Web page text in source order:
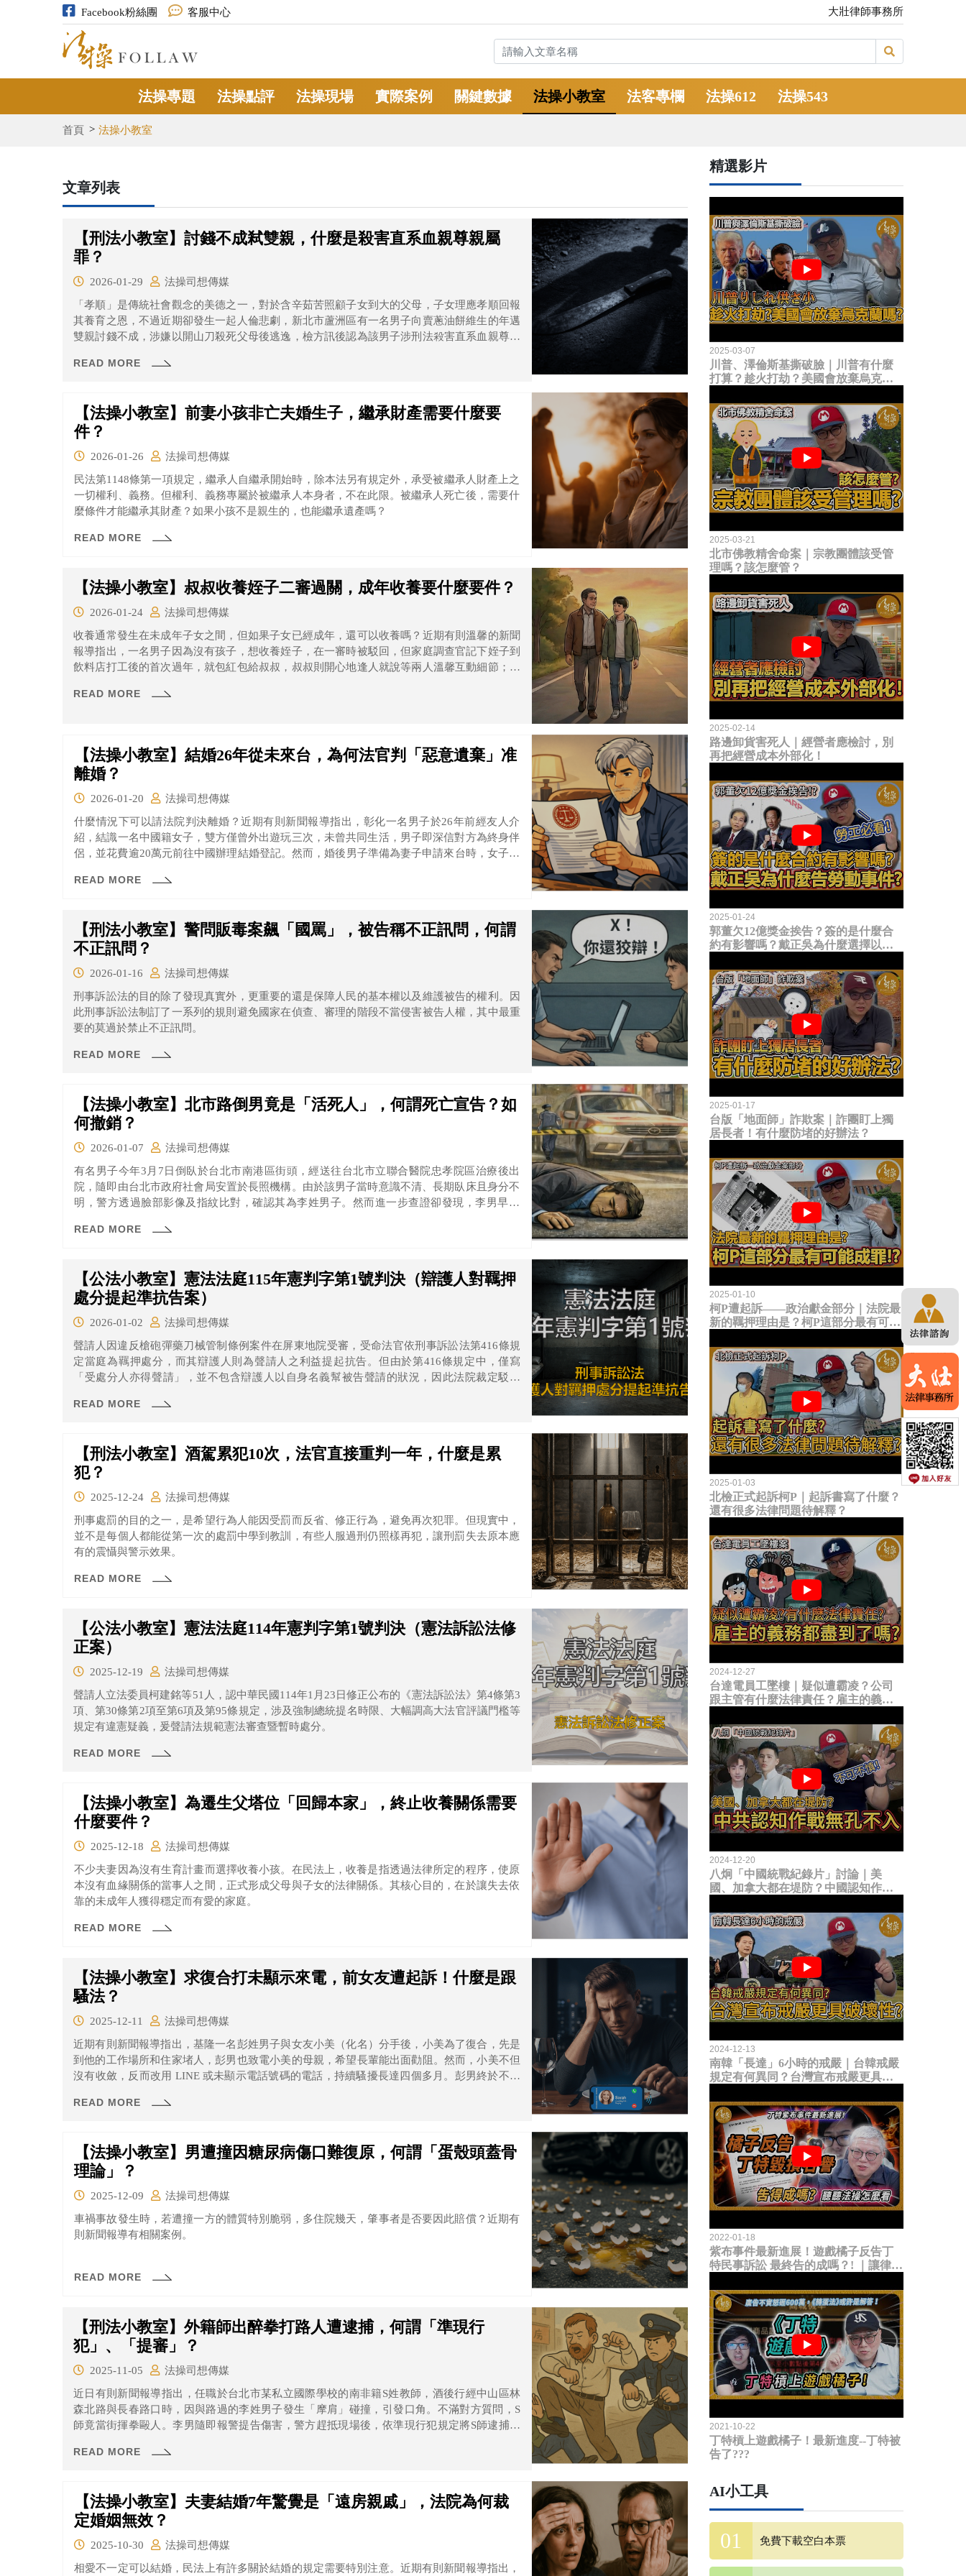
Facebook粉絲團 客服中心 大壯律師事務所
法操專題 法操點評 法操現場 實際案例 關鍵數據 法操小教室 法客專欄 法操612 法操543
首頁 法操小教室
文章列表
【刑法小教室】討錢不成弒雙親，什麼是殺害直系血親尊親屬
罪？
2026-01-29
法操司想傳媒
「孝順」是傳統社會觀念的美德之一，對於含辛茹苦照顧子女到大的父母，子女理應孝順回報
其養育之恩，不過近期卻發生一起人倫悲劇，新北市蘆洲區有一名男子向賣蔥油餅維生的年邁
雙親討錢不成，涉嫌以開山刀殺死父母後逃逸，檢方訊後認為該男子涉刑法殺害直系血親尊親
READ MORE
【法操小教室】前妻小孩非亡夫婚生子，繼承財產需要什麼要
件？
2026-01-26
法操司想傳媒
民法第1148條第一項規定，繼承人自繼承開始時，除本法另有規定外，承受被繼承人財產上之
一切權利、義務。但權利、義務專屬於被繼承人本身者，不在此限。被繼承人死亡後，需要什
麼條件才能繼承其財產？如果小孩不是親生的，也能繼承遺產嗎？
READ MORE
【法操小教室】叔叔收養姪子二審過關，成年收養要什麼要件？
2026-01-24
法操司想傳媒
收養通常發生在未成年子女之間，但如果子女已經成年，還可以收養嗎？近期有則溫馨的新聞
報導指出，一名男子因為沒有孩子，想收養姪子，在一審時被駁回，但家庭調查官記下姪子到
飲料店打工後的首次過年，就包紅包給叔叔，叔叔則開心地逢人就說等兩人溫馨互動細節；台
READ MORE
【法操小教室】結婚26年從未來台，為何法官判「惡意遺棄」准
離婚？
2026-01-20
法操司想傳媒
什麼情況下可以請法院判決離婚？近期有則新聞報導指出，彰化一名男子於26年前經友人介
紹，結識一名中國籍女子，雙方僅曾外出遊玩三次，未曾共同生活，男子即深信對方為終身伴
侶，並花費逾20萬元前往中國辦理結婚登記。然而，婚後男子準備為妻子申請來台時，女子卻
審理後認為，女子婚後無正當理由失聯，已構成惡意遺棄，依法判准離婚。
READ MORE
【刑法小教室】警問販毒案飆「國罵」，被告稱不正訊問，何謂
不正訊問？
2026-01-16
法操司想傳媒
刑事訴訟法的目的除了發現真實外，更重要的還是保障人民的基本權以及維護被告的權利。因
此刑事訴訟法制訂了一系列的規則避免國家在偵查、審理的階段不當侵害被告人權，其中最重
要的莫過於禁止不正訊問。
READ MORE
【法操小教室】北市路倒男竟是「活死人」，何謂死亡宣告？如
何撤銷？
2026-01-07
法操司想傳媒
有名男子今年3月7日倒臥於台北市南港區街頭，經送往台北市立聯合醫院忠孝院區治療後出
院，隨即由台北市政府社會局安置於長照機構。由於該男子當時意識不清、長期臥床且身分不
明，警方透過臉部影像及指紋比對，確認其為李姓男子。然而進一步查證卻發現，李男早在
READ MORE
【公法小教室】憲法法庭115年憲判字第1號判決（辯護人對羈押
處分提起準抗告案）
2026-01-02
法操司想傳媒
聲請人因違反槍砲彈藥刀械管制條例案件在屏東地院受審，受命法官依刑事訴訟法第416條規
定當庭為羈押處分，而其辯護人則為聲請人之利益提起抗告。但由於第416條規定中，僅寫
「受處分人亦得聲請」，並不包含辯護人以自身名義幫被告聲請的狀況，因此法院裁定駁回
READ MORE
【刑法小教室】酒駕累犯10次，法官直接重判一年，什麼是累
犯？
2025-12-24
法操司想傳媒
​刑事處罰的目的之一，是希望行為人能因受罰而反省、修正行為，避免再次犯罪。但現實中，
並不是每個人都能從第一次的處罰中學到教訓，有些人服過刑仍照樣再犯，讓刑罰失去原本應
有的震懾與警示效果。
READ MORE
【公法小教室】憲法法庭114年憲判字第1號判決（憲法訴訟法修
正案）
2025-12-19
法操司想傳媒
聲請人立法委員柯建銘等51人，認中華民國114年1月23日修正公布的《憲法訴訟法》第4條第3
項、第30條第2項至第6項及第95條規定，涉及強制總統提名時限、大幅調高大法官評議門檻等
規定有違憲疑義，爰聲請法規範憲法審查暨暫時處分。
READ MORE
【法操小教室】為遷生父塔位「回歸本家」，終止收養關係需要
什麼要件？
2025-12-18
法操司想傳媒
不少夫妻因為沒有生育計畫而選擇收養小孩。在民法上，收養是指透過法律所定的程序，使原
本沒有血緣關係的當事人之間，正式形成父母與子女的法律關係。其核心目的，在於讓失去依
靠的未成年人獲得穩定而有愛的家庭。
READ MORE
【法操小教室】求復合打未顯示來電，前女友遭起訴！什麼是跟
騷法？
2025-12-11
法操司想傳媒
近期有則新聞報導指出，基隆一名彭姓男子與女友小美（化名）分手後，小美為了復合，先是
到他的工作場所和住家堵人，彭男也致電小美的母親，希望長輩能出面勸阻。然而，小美不但
沒有收斂，反而改用 LINE 或未顯示電話號碼的電話，持續騷擾長達四個多月。彭男終於不堪
READ MORE
【法操小教室】男遭撞因糖尿病傷口難復原，何謂「蛋殼頭蓋骨
理論」？
2025-12-09
法操司想傳媒
車禍事故發生時，若遭撞一方的體質特別脆弱，多住院幾天，肇事者是否要因此賠償？近期有
則新聞報導有相關案例。
READ MORE
【刑法小教室】外籍師出醉拳打路人遭逮捕，何謂「準現行
犯」、「提審」？
2025-11-05
法操司想傳媒
近日有則新聞報導指出，任職於台北市某私立國際學校的南非籍S姓教師，酒後行經中山區林
森北路與長春路口時，因與路過的李姓男子發生「摩肩」碰撞，引發口角。不滿對方質問，S
師竟當街揮拳毆人。李男隨即報警提告傷害，警方趕抵現場後，依準現行犯規定將S師逮捕。
駁回聲請；全案現依刑法傷害罪移送台北地檢署偵辦。
READ MORE
【法操小教室】夫妻結婚7年驚覺是「遠房親戚」，法院為何裁
定婚姻無效？
2025-10-30
法操司想傳媒
相愛不一定可以結婚，民法上有許多關於結婚的規定需要特別注意。近期有則新聞報導指出，
精選影片
2025-03-07
川普、澤倫斯基撕破臉｜川普有什麼
打算？趁火打劫？美國會放棄烏克蘭
2025-03-21
北市佛教精舍命案｜宗教團體該受管
理嗎？該怎麼管？
2025-02-14
路邊卸貨害死人｜經營者應檢討，別
再把經營成本外部化！
2025-01-24
郭董欠12億獎金挨告？簽的是什麼合
約有影響嗎？戴正吳為什麼選擇以勞
2025-01-17
台版「地面師」詐欺案｜詐團盯上獨
居長者！有什麼防堵的好辦法？
2025-01-10
柯P遭起訴——政治獻金部分｜法院最
新的羈押理由是？柯P這部分最有可能
2025-01-03
北檢正式起訴柯P｜起訴書寫了什麼？
還有很多法律問題待解釋？
2024-12-27
台達電員工墜樓｜疑似遭霸凌？公司
跟主管有什麼法律責任？雇主的義務
2024-12-20
八炯「中國統戰紀錄片」討論｜美
國、加拿大都在堤防？中國認知作戰
2024-12-13
南韓「長達」6小時的戒嚴｜台韓戒嚴
規定有何異同？台灣宣布戒嚴更具破
2022-01-18
紫布事件最新進展！遊戲橘子反告丁
特民事訴訟 最終告的成嗎？! ｜讓律師
2021-10-22
丁特槓上遊戲橘子！最新進度--丁特被
告了???
AI小工具
免費下載空白本票